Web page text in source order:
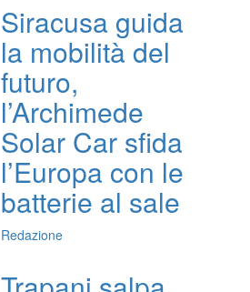
Siracusa guida
la mobilità del
futuro,
l’Archimede
Solar Car sfida
l’Europa con le
batterie al sale
Redazione